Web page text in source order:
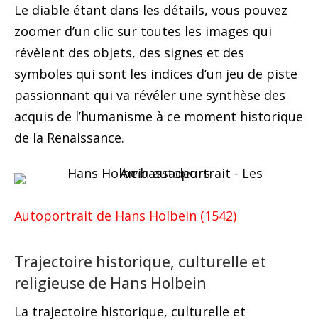
Le diable étant dans les détails, vous pouvez
zoomer d’un clic sur toutes les images qui
révèlent des objets, des signes et des
symboles qui sont les indices d’un jeu de piste
passionnant qui va révéler une synthèse des
acquis de l’humanisme à ce moment historique
de la Renaissance.
Autoportrait de Hans Holbein (1542)
Trajectoire historique, culturelle et
religieuse de Hans Holbein
La trajectoire historique, culturelle et